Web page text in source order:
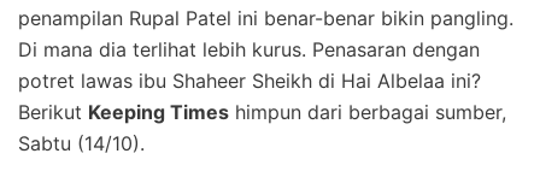
penampilan Rupal Patel ini benar-benar bikin pangling.
Di mana dia terlihat lebih kurus. Penasaran dengan
potret lawas ibu Shaheer Sheikh di Hai Albelaa ini?
Berikut Keeping Times himpun dari berbagai sumber,
Sabtu (14/10).